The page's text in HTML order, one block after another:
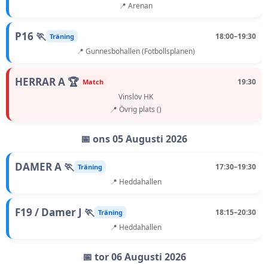
📍 Arenan
P16 🏃 Träning
18:00–19:30
📍 Gunnesbohallen (Fotbollsplanen)
HERRAR A 🏆 Match
19:30
Vinslöv HK
📍 Övrig plats ()
📅 ons 05 Augusti 2026
DAMER A 🏃 Träning
17:30–19:30
📍 Heddahallen
F19 / Damer J 🏃 Träning
18:15–20:30
📍 Heddahallen
📅 tor 06 Augusti 2026